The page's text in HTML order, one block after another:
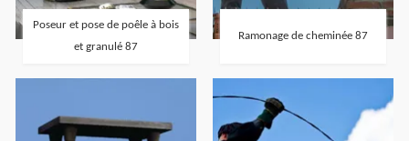
Poseur et pose de poêle à bois
et granulé 87
Ramonage de cheminée 87